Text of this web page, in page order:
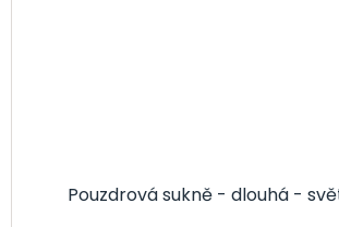
Pouzdrová sukně - dlouhá -